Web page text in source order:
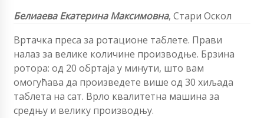
Белиаева Екатерина Максимовна, Стари Оскол
Вртачка преса за ротационе таблете. Прави
налаз за велике количине производње. Брзина
ротора: од 20 обртаја у минути, што вам
омогућава да произведете више од 30 хиљада
таблета на сат. Врло квалитетна машина за
средњу и велику производњу.